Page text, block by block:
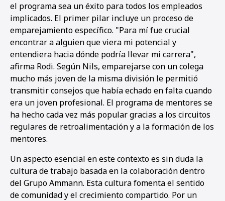
el programa sea un éxito para todos los empleados
implicados. El primer pilar incluye un proceso de
emparejamiento específico. "Para mí fue crucial
encontrar a alguien que viera mi potencial y
entendiera hacia dónde podría llevar mi carrera",
afirma Rodi. Según Nils, emparejarse con un colega
mucho más joven de la misma división le permitió
transmitir consejos que había echado en falta cuando
era un joven profesional. El programa de mentores se
ha hecho cada vez más popular gracias a los circuitos
regulares de retroalimentación y a la formación de los
mentores.
Un aspecto esencial en este contexto es sin duda la
cultura de trabajo basada en la colaboración dentro
del Grupo Ammann. Esta cultura fomenta el sentido
de comunidad y el crecimiento compartido. Por un